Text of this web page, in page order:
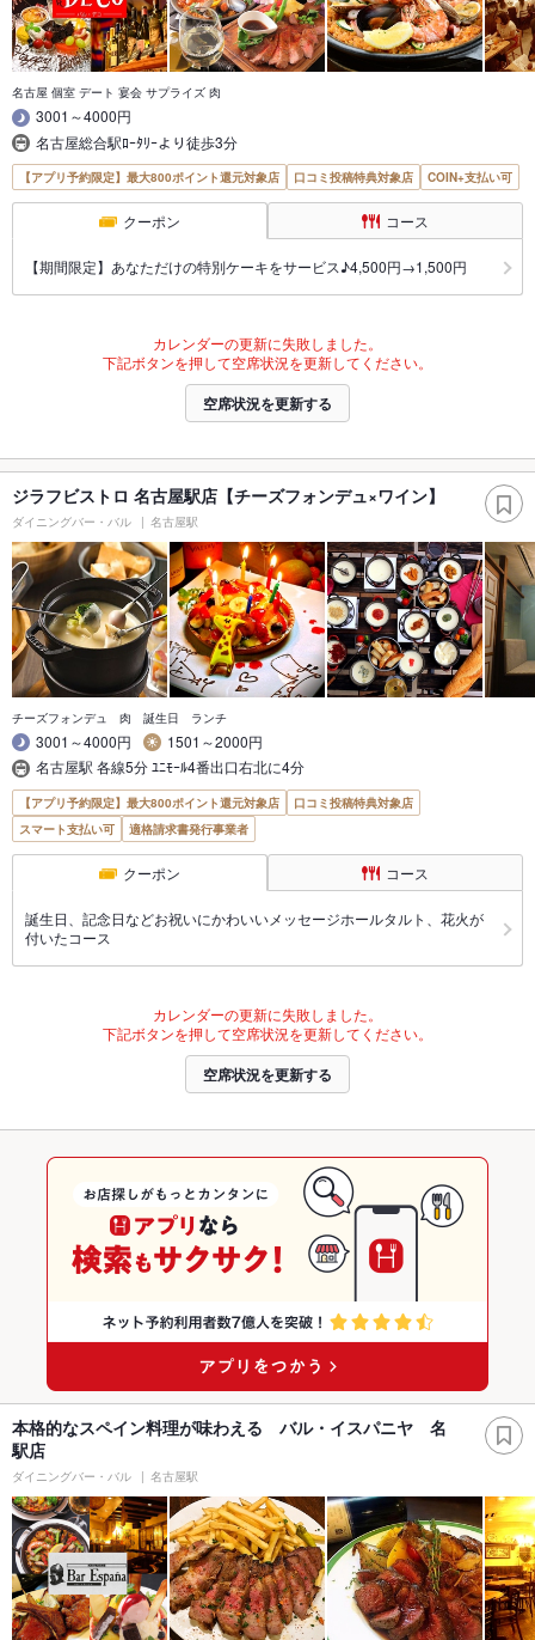
名古屋 個室 デート 宴会 サプライズ 肉
3001～4000円
名古屋総合駅ﾛｰﾀﾘｰより徒歩3分
【アプリ予約限定】最大800ポイント還元対象店 口コミ投稿特典対象店 COIN+支払い可
クーポン コース
【期間限定】あなただけの特別ケーキをサービス♪4,500円→1,500円
カレンダーの更新に失敗しました。
下記ボタンを押して空席状況を更新してください。
空席状況を更新する
ジラフビストロ 名古屋駅店【チーズフォンデュ×ワイン】
ダイニングバー・バル 名古屋駅
チーズフォンデュ 肉 誕生日 ランチ
3001～4000円
1501～2000円
名古屋駅 各線5分 ﾕﾆﾓｰﾙ4番出口右北に4分
【アプリ予約限定】最大800ポイント還元対象店
口コミ投稿特典対象店
スマート支払い可
適格請求書発行事業者
クーポン コース
誕生日、記念日などお祝いにかわいいメッセージホールタルト、花火が
付いたコース
カレンダーの更新に失敗しました。
下記ボタンを押して空席状況を更新してください。
空席状況を更新する
本格的なスペイン料理が味わえる バル・イスパニヤ 名
駅店
ダイニングバー・バル 名古屋駅